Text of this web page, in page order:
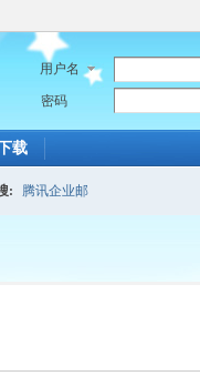
用户名
密码
载
: 腾讯企业邮